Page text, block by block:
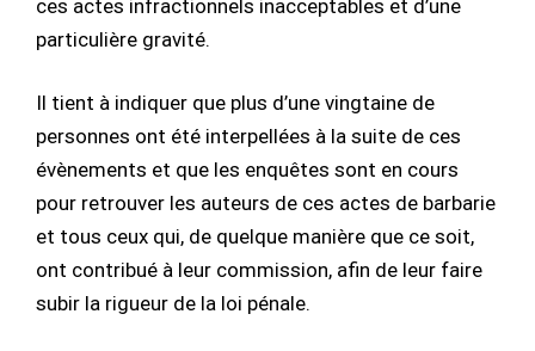
ces actes infractionnels inacceptables et d’une
particulière gravité.
Il tient à indiquer que plus d’une vingtaine de
personnes ont été interpellées à la suite de ces
évènements et que les enquêtes sont en cours
pour retrouver les auteurs de ces actes de barbarie
et tous ceux qui, de quelque manière que ce soit,
ont contribué à leur commission, afin de leur faire
subir la rigueur de la loi pénale.